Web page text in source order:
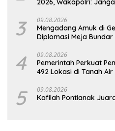
2026, Wakapolri:
3 09.08.2026
Mengadang Amuk di
Diplomasi Meja
Timah Belitung
4 09.08.2026
Pemerintah Perkuat
492 Lokasi di Tanah Air
5 09.08.2026
Kafilah Pontianak